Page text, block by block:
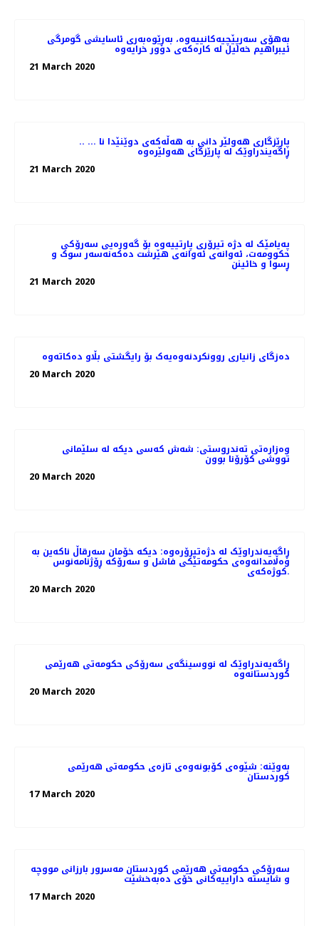
بەهۆی سەرپێچیەکانییەوە، بەڕێوەبەری ئاسایشی گومرگی
ئیبراهیم خەلیل لە کارەکەی دوور خرایەوە
21 March 2020
.. پارێزگاری هەولێر دانی بە هەڵەکەی دوێنێدا نا ...
ڕاگەیندراوێک لە پارێزگای هەولێرەوە
21 March 2020
پەیامێک لە دژە تیرۆری پارتییەوە بۆ گەورەیی سەرۆکی
حکوومەت، ئەوانەی ئەوانەی هێرشت دەکەنەسەر سوک و
ڕسوا و خائینن
21 March 2020
دەزگای زانیاری روونکردنەوەیەک بۆ رایگشتی بڵاو دەکاتەوە
20 March 2020
وەزارەتی تەندروستی: شەش كەسی دیكە لە سلێمانی
تووشی كۆرۆنا بوون
20 March 2020
ڕاگەیەندراوێک لە دژەتیرۆرەوە: دیکە خۆمان سەرقاڵ ناکەین بە
وەڵامدانەوەی حکومەتێکی فاشل و سەرۆکە ڕۆژنامەنوس
کوژەکەی.
20 March 2020
ڕاگەیەندراوێک لە نووسینگەی سەرۆکی حکومەتی هەرێمی
کوردستانەوە
20 March 2020
بەوێنە: شێوەی کۆبونەوەی تازەی حکومەتی هەرێمی
کوردستان
17 March 2020
سەرۆکی حکومەتی هەرێمی کوردستان مەسرور بارزانی مووچە
و شایستە داراییەکانی خۆی دەبەخشێت
17 March 2020